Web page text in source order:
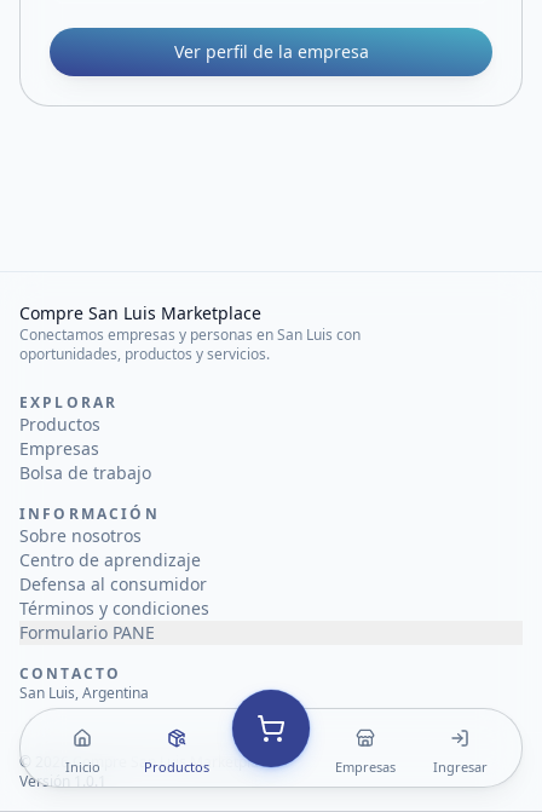
Ver perfil de la empresa
Inicio Productos Empresas Ingresar
Compre San Luis Marketplace
Conectamos empresas y personas en San Luis con
oportunidades, productos y servicios.
EXPLORAR
Productos
Empresas
Bolsa de trabajo
INFORMACIÓN
Sobre nosotros
Centro de aprendizaje
Defensa al consumidor
Términos y condiciones
Formulario PANE
CONTACTO
San Luis, Argentina
© 2026Compre San Luis Marketplace
Versión 1.0.1